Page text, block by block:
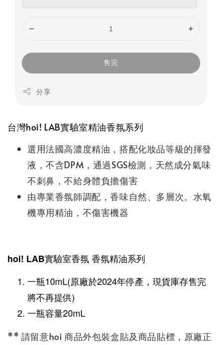
售完
分享
台灣hoi! LAB實驗室精油香氛系列
選用法國高濃度精油，搭配化妝品等級的揮發
液，不含DPM，通過SGS檢測，天然成分氣味
不刺鼻，不給身體負擔傷害
由專業香氛師調配，香味自然、多層次。水氧
機專用精油，不傷害機器
hoi! LAB實驗室香氛 香氛精油系列
一瓶10mL(原廠於2024年停產，現貨庫存售完
將不再提供)
一瓶容量20mL
** 請留意hoi 商品外包裝盒貼及商品貼標，原廠正